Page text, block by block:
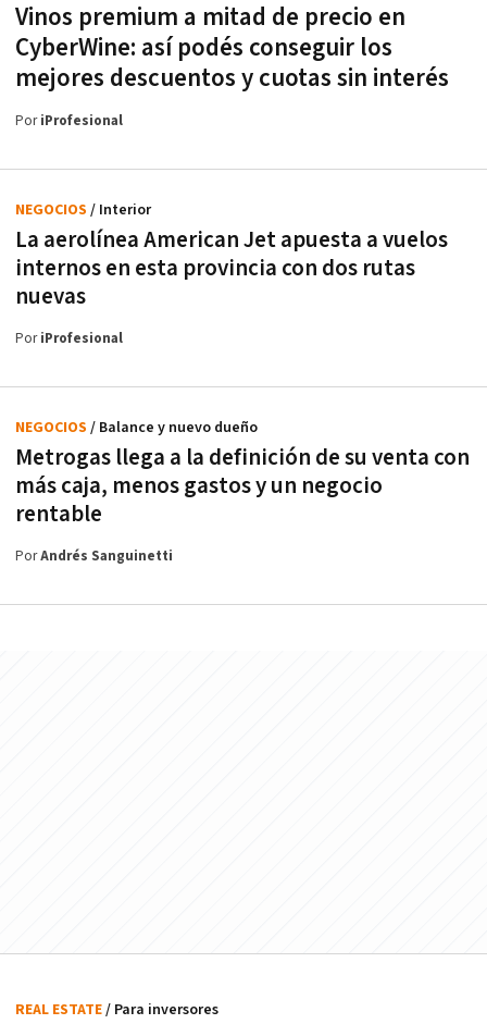
Vinos premium a mitad de precio en
CyberWine: así podés conseguir los
mejores descuentos y cuotas sin interés
PoriProfesional
La aerolínea American Jet apuesta a vuelos
internos en esta provincia con dos rutas
nuevas
NEGOCIOS / Interior
PoriProfesional
Metrogas llega a la definición de su venta con
más caja, menos gastos y un negocio
rentable
NEGOCIOS / Balance y nuevo dueño
PorAndrés Sanguinetti
REAL ESTATE/ Para inversores